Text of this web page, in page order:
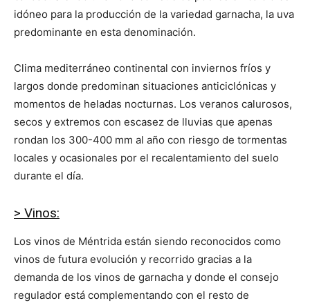
idóneo para la producción de la variedad garnacha, la uva
predominante en esta denominación.
Clima mediterráneo continental con inviernos fríos y
largos donde predominan situaciones anticiclónicas y
momentos de heladas nocturnas. Los veranos calurosos,
secos y extremos con escasez de lluvias que apenas
rondan los 300-400 mm al año con riesgo de tormentas
locales y ocasionales por el recalentamiento del suelo
durante el día.
> Vinos:
Los vinos de Méntrida están siendo reconocidos como
vinos de futura evolución y recorrido gracias a la
demanda de los vinos de garnacha y donde el consejo
regulador está complementando con el resto de